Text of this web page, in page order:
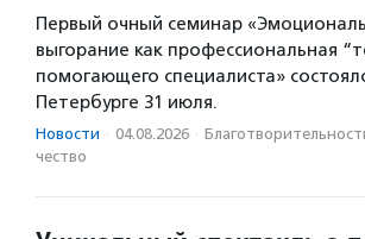
Первый очный семинар
выгорание как профессиональная
помогающего специалиста»
Петербурге 31 июля.
Новости · 04.08.2026 ·
чест­во